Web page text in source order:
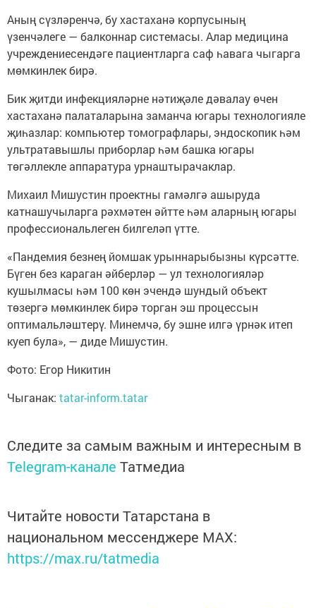
Аның сүзләренчә, бу хастаханә корпусының
үзенчәлеге — балконнар системасы. Алар медицина
учреждениесендәге пациентларга саф һавага чыгарга
мөмкинлек бирә.
Бик җитди инфекцияләрне нәтиҗәле дәвалау өчен
хастаханә палаталарына заманча югары технологияле
җиһазлар: компьютер томографлары, эндоскопик һәм
ультратавышлы приборлар һәм башка югары
төгәллекле аппаратура урнаштырачаклар.
Михаил Мишустин проектны гамәлгә ашыруда
катнашучыларга рәхмәтен әйтте һәм аларның югары
профессиональлеген билгеләп үтте.
«Пандемия безнең йомшак урыннарыбызны күрсәтте.
Бүген без караган әйберләр — ул технологияләр
кушылмасы һәм 100 көн эчендә шундый объект
төзергә мөмкинлек бирә торган эш процессын
оптимальләштерү. Минемчә, бу эшне илгә үрнәк итеп
куеп була», — диде Мишустин.
Фото: Егор Никитин
Чыганак: tatar-inform.tatar
Следите за самым важным и интересным в
Telegram-канале Татмедиа
Читайте новости Татарстана в
национальном мессенджере MАХ:
https://max.ru/tatmedia